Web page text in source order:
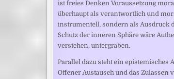
ist freies Denken Voraussetzung
überhaupt als verantwortlich und
instrumentell, sondern als Ausdruck
Schutz der inneren Sphäre wäre
verstehen, untergraben.
Parallel dazu steht ein
Offener Austausch und das